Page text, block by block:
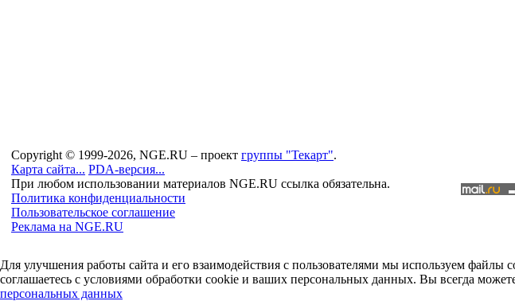
Copyright © 1999-2026, NGE.RU – проект группы "Текарт".
Карта сайта... PDA-версия...
При любом использовании материалов NGE.RU ссылка обязательна.
Политика конфиденциальности
Пользовательское соглашение
Реклама на NGE.RU
Для улучшения работы сайта и его взаимодействия с пользователями мы используем
соглашаетесь с условиями обработки cookie и ваших персональных данных. Вы всегда
персональных данных